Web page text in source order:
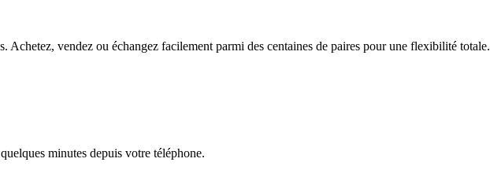
vendez ou échangez facilement parmi des centaines de paires pour une flexibilité totale.
minutes depuis votre téléphone.